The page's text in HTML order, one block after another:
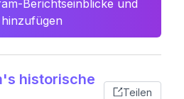
Berichtseinblicke und
historische
Teilen